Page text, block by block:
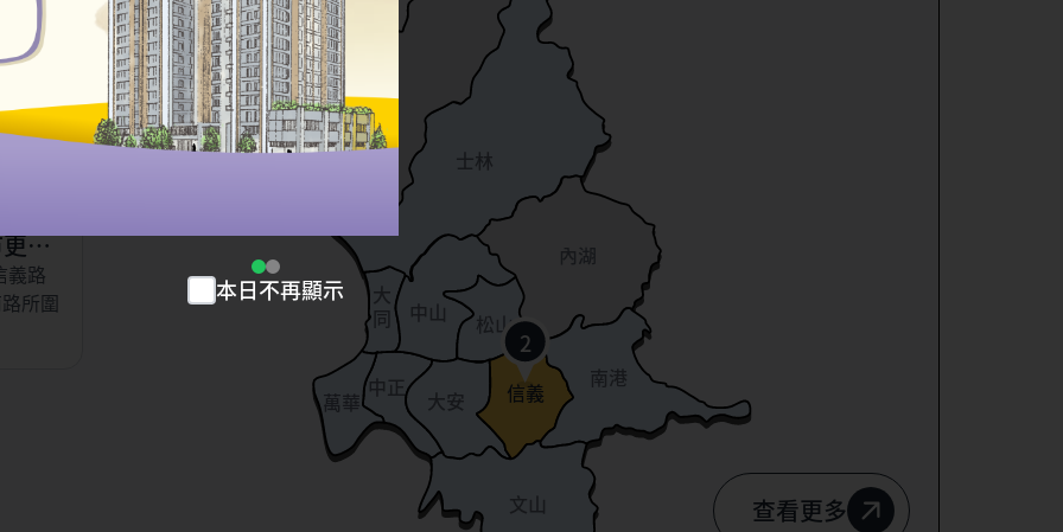
中正
大
同 中山 松山
大安
萬華 信義
士林
北投
內湖
南港
文山
2
段
都
永吉
新
義路
所圍
查看更多
本日不再顯示